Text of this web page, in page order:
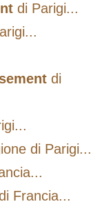
di Parigi...
di
di Parigi...
Francia...